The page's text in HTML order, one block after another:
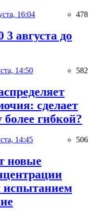
16:04 478
августа до
14:50 582
сделает
гибкой?
14:45 506
новые